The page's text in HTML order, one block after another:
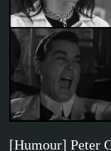
[Humour] Peter